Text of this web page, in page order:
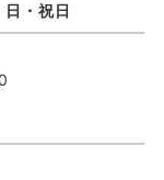
日・祝日